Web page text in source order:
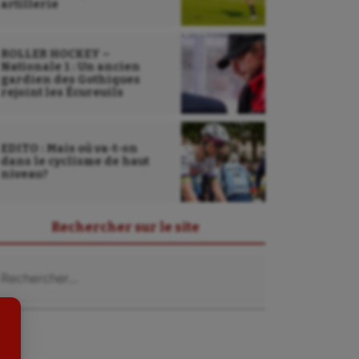
Sarbacane
Sport adapté
Sport handicap
artillerie
ROLLER HOCKEY –
Nationale 1 : Un ancien
gardien des Gothiques
rejoint les Écureuils
EDITO : Mais où va-t-on
dans le cyclisme de haut
niveau?
Rechercher sur le site